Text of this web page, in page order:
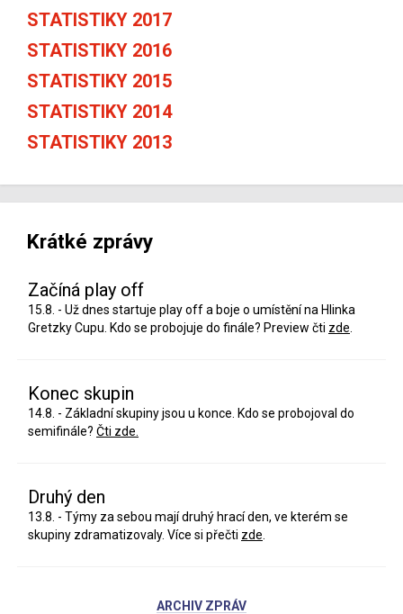
STATISTIKY 2017
STATISTIKY 2016
STATISTIKY 2015
STATISTIKY 2014
STATISTIKY 2013
Krátké zprávy
Začíná play off
15.8. - Už dnes startuje play off a boje o umístění na Hlinka
Gretzky Cupu. Kdo se probojuje do finále? Preview čti zde
Konec skupin
14.8. - Základní skupiny jsou u konce. Kdo se probojoval do
semifinále? Čti zde.
Druhý den
13.8. - Týmy za sebou mají druhý hrací den, ve kterém se
skupiny zdramatizovaly. Více si přečti zde
ARCHIV ZPRÁV